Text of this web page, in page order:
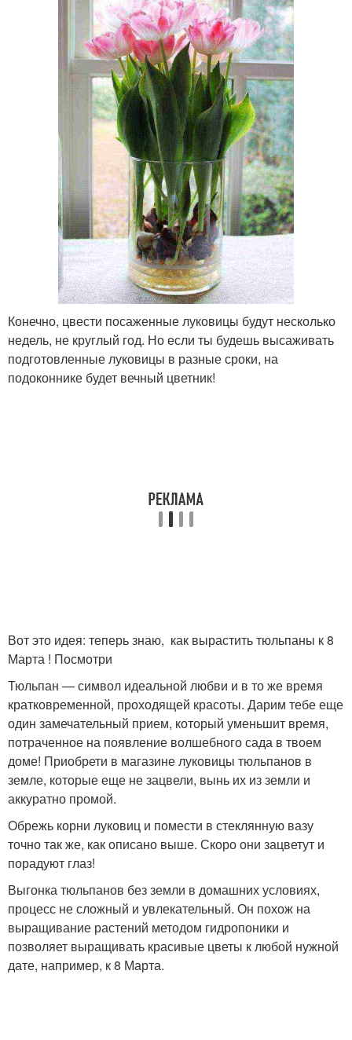
Конечно, цвести посаженные луковицы будут несколько
недель, не круглый год. Но если ты будешь высаживать
подготовленные луковицы в разные сроки, на
подоконнике будет вечный цветник!
Вот это идея: теперь знаю, как вырастить тюльпаны к 8
Марта ! Посмотри
Тюльпан — символ идеальной любви и в то же время
кратковременной, проходящей красоты. Дарим тебе еще
один замечательный прием, который уменьшит время,
потраченное на появление волшебного сада в твоем
доме! Приобрети в магазине луковицы тюльпанов в
земле, которые еще не зацвели, вынь их из земли и
аккуратно промой.
Обрежь корни луковиц и помести в стеклянную вазу
точно так же, как описано выше. Скоро они зацветут и
порадуют глаз!
Выгонка тюльпанов без земли в домашних условиях,
процесс не сложный и увлекательный. Он похож на
выращивание растений методом гидропоники и
позволяет выращивать красивые цветы к любой нужной
дате, например, к 8 Марта.